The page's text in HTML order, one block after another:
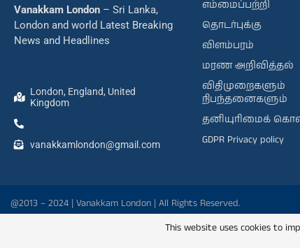
Vanakkam London – Sri Lanka,
London and world Latest Breaking
News and Headlines
London, England, United
Kingdom
vanakkamlondon@gmail.com
எம்மைப்பற்றி
தொடர்புக்கு
விளம்பரம்
மரண அறிவித்தல்
விதிமுறைகளும்
நிபந்தனைகளும்
தனியுரிமைக்
GDPR Privacy policy
@2013 – 2024 | Vanakkam London | All Rights Reserved.
This website uses cookies to